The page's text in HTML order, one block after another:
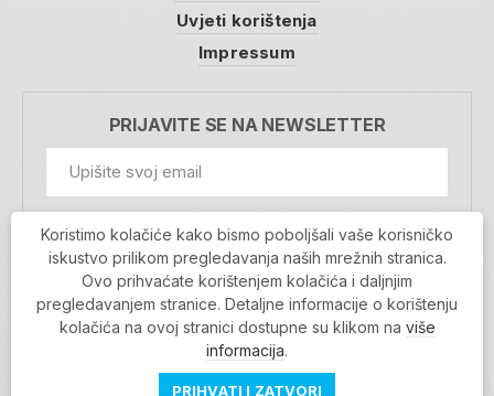
Uvjeti korištenja
Impressum
PRIJAVITE SE NA NEWSLETTER
Prihvaćam da se moji podaci spremaju u bazu
podataka i koriste u svrhu slanja MojaRijeka
newslettera
MOJARIJEKA NEWSLETTER
PRIJAVI SE
Koristimo kolačiće kako bismo poboljšali vaše korisničko
iskustvo prilikom pregledavanja naših mrežnih stranica.
Ovo prihvaćate korištenjem kolačića i daljnjim
pregledavanjem stranice. Detaljne informacije o korištenju
kolačića na ovoj stranici dostupne su klikom na više
informacija.
PRIHVATI I ZATVORI